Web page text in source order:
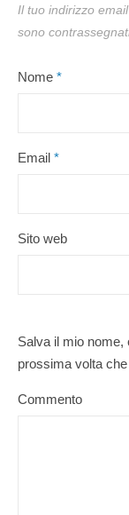
Il tuo indirizzo
sono
Nome *
Email *
Sito web
Salva il mio nome,
prossima volta
Commento